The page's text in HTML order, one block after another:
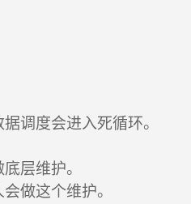
调度会进入死循环。
层维护。
做这个维护。